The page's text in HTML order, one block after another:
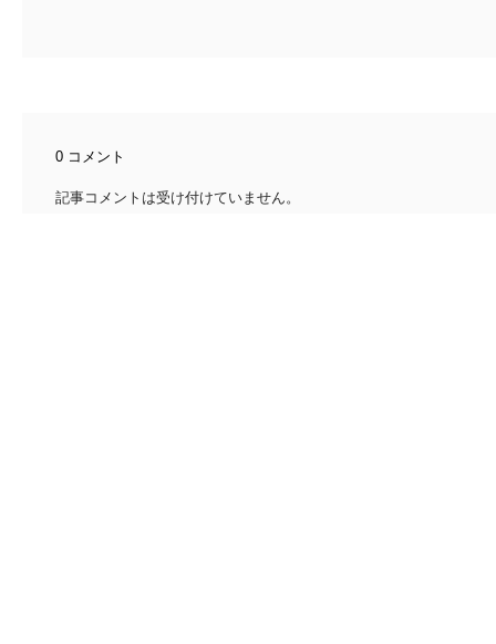
0 コメント
記事コメントは受け付けていません。